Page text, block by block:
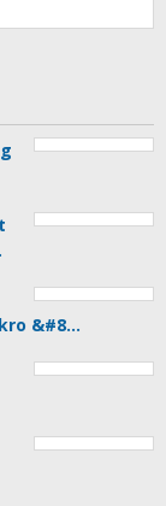
&#8…